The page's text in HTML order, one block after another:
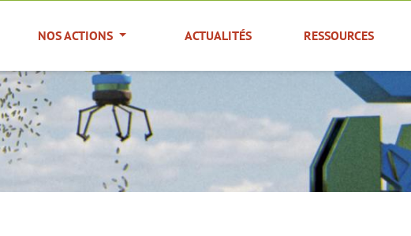
NOS ACTIONS ACTUALITÉS RESSOURCES